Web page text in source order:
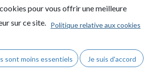
© AEL Guéret Tennis de table
pour vous offrir une meilleure
sur ce site. Politique relative aux cookies
sont moins essentiels Je suis d'accord